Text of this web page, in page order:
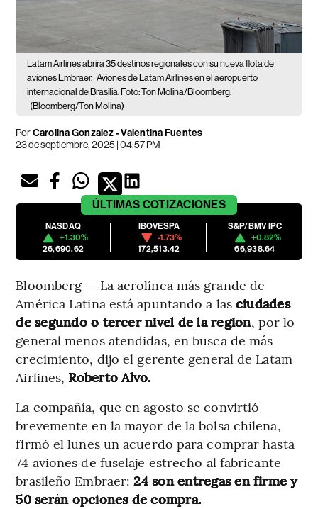
Latam Airlines abrirá 35 destinos regionales con su nueva flota de
aviones Embraer. Aviones de Latam Airlines en el aeropuerto
internacional de Brasilia. Foto: Ton Molina/Bloomberg.
(Bloomberg/Ton Molina)
PorCarolina Gonzalez - Valentina Fuentes
23 de septiembre, 2025 | 04:57 PM
ÚLTIMAS COTIZACIONES
NASDAQ
+1.30%
26,690.62
IBOVESPA
-1.73%
172,513.42
S&P/BMV IPC
+0.82%
66,938.64
Bloomberg — La aerolínea más grande de
América Latina está apuntando a las ciudades
de segundo o tercer nivel de la región, por lo
general menos atendidas, en busca de más
crecimiento, dijo el gerente general de Latam
Airlines, Roberto Alvo.
La compañía, que en agosto se convirtió
brevemente en la mayor de la bolsa chilena,
firmó el lunes un acuerdo para comprar hasta
74 aviones de fuselaje estrecho al fabricante
brasileño Embraer: 24 son entregas en firme y
50 serán opciones de compra.